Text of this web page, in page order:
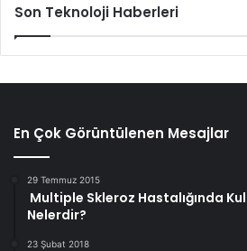
Son Teknoloji Haberleri
En Çok Görüntülenen Mesajlar
29 Temmuz 2015
Multiple Skleroz Hastalığında
Nelerdir?
23 Şubat 2018